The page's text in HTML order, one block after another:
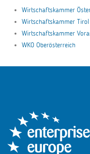
Wirtschaftskammer
Wirtschaftskammer Tirol
Wirtschaftskammer
WKO Oberösterreich